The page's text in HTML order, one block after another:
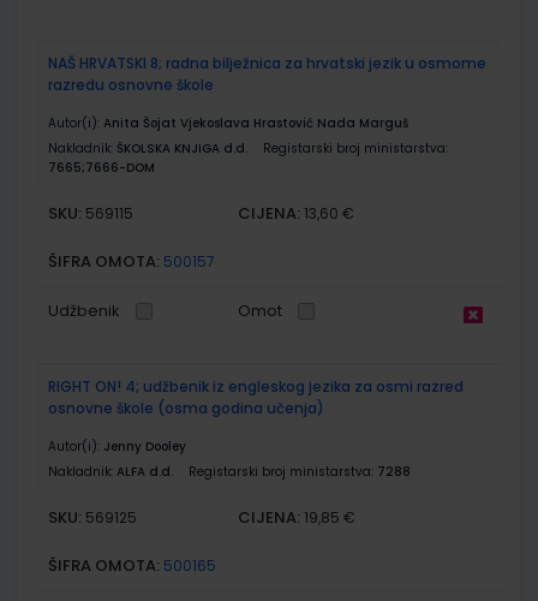
NAŠ HRVATSKI 8; radna bilježnica za hrvatski jezik u osmome
razredu osnovne škole
Autor(i): Anita Šojat Vjekoslava Hrastović Nada Marguš
Nakladnik: ŠKOLSKA KNJIGA d.d.
Registarski broj ministarstva:
7665;7666-DOM
SKU: 569115 CIJENA: 13,60 €
ŠIFRA OMOTA: 500157
Udžbenik Omot
RIGHT ON! 4; udžbenik iz engleskog jezika za osmi razred
osnovne škole (osma godina učenja)
Autor(i): Jenny Dooley
Nakladnik: ALFA d.d. Registarski broj ministarstva: 7288
SKU: 569125 CIJENA: 19,85 €
ŠIFRA OMOTA: 500165